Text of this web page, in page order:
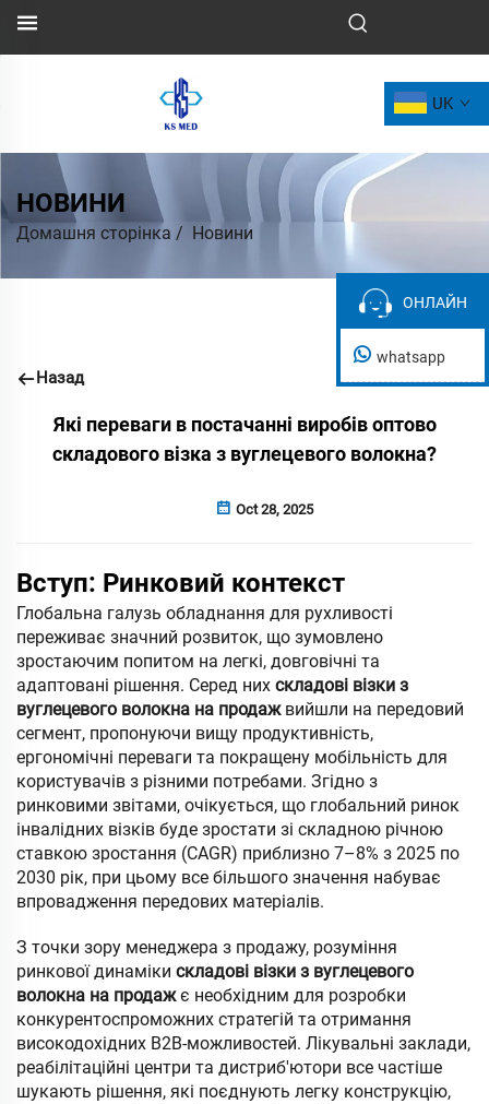
UK
НОВИНИ
Домашня сторінка / Новини
Назад
Які переваги в постачанні виробів оптово
складового візка з вуглецевого волокна?
Oct 28, 2025
Вступ: Ринковий контекст
Глобальна галузь обладнання для рухливості
переживає значний розвиток, що зумовлено
зростаючим попитом на легкі, довговічні та
адаптовані рішення. Серед них складові візки з
вуглецевого волокна на продаж вийшли на передовий
сегмент, пропонуючи вищу продуктивність,
ергономічні переваги та покращену мобільність для
користувачів з різними потребами. Згідно з
ринковими звітами, очікується, що глобальний ринок
інвалідних візків буде зростати зі складною річною
ставкою зростання (CAGR) приблизно 7–8% з 2025 по
2030 рік, при цьому все більшого значення набуває
впровадження передових матеріалів.
З точки зору менеджера з продажу, розуміння
ринкової динаміки складові візки з вуглецевого
волокна на продажє необхідним для розробки
конкурентоспроможних стратегій та отримання
високодохідних B2B-можливостей. Лікувальні заклади,
реабілітаційні центри та дистриб'ютори все частіше
шукають рішення, які поєднують легку конструкцію,
ОНЛАЙН
ОНЛАЙН
whatsapp